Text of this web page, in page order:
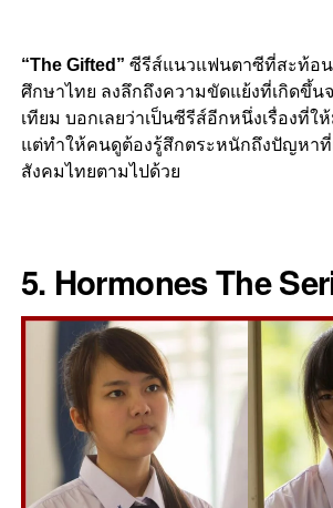
“The Gifted” ซีรีส์แนวแฟนตาซีที่สะท้อ
ศึกษาไทย ลงลึกถึงความขัดแย้งที่เกิดขึ้น
เทียม บอกเลยว่าเป็นซีรีส์อีกหนึ่งเรื่องที่
แต่ทำให้คนดูต้องรู้สึกตระหนักถึงปัญหาที่
สังคมไทยตามไปด้วย
5. Hormones The